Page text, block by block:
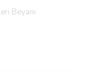
Beyanı